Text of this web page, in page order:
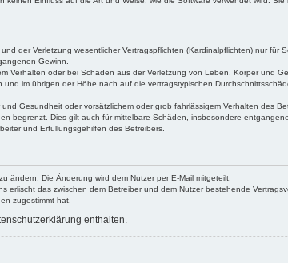
der Verletzung wesentlicher Vertragspflichten (Kardinalpflichten) nur für
Gewinn.
Verhalten oder bei Schäden aus der Verletzung von Leben, Körper und
im übrigen der Höhe nach auf die vertragstypischen
Gesundheit oder vorsätzlichem oder grob fahrlässigem Verhalten des
begrenzt. Dies gilt auch für mittelbare Schäden, insbesondere
und Erfüllungsgehilfen des Betreibers.
ändern. Die Änderung wird dem Nutzer per E-Mail mitgeteilt.
das zwischen dem Betreiber und dem Nutzer bestehende
zugestimmt hat.
enthalten.